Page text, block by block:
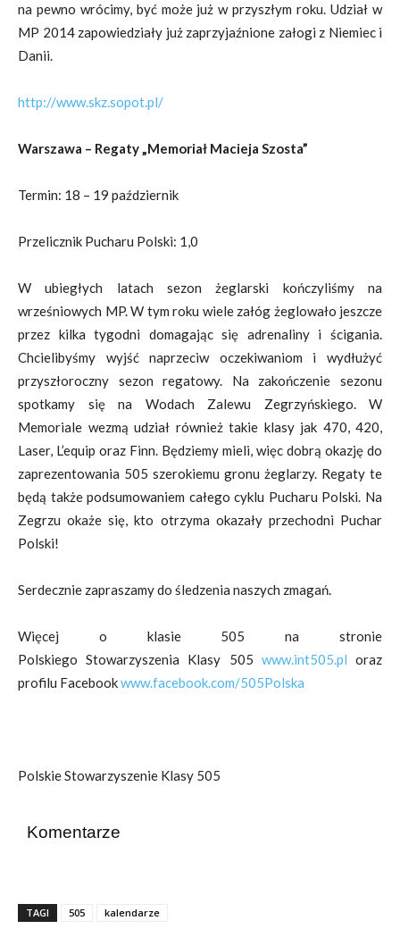
na pewno wrócimy, być może już w przyszłym roku. Udział w
MP 2014 zapowiedziały już zaprzyjaźnione załogi z Niemiec i
Danii.
http://www.skz.sopot.pl/
Warszawa – Regaty „Memoriał Macieja Szosta”
Termin: 18 – 19 październik
Przelicznik Pucharu Polski: 1,0
W ubiegłych latach sezon żeglarski kończyliśmy na
wrześniowych MP. W tym roku wiele załóg żeglowało jeszcze
przez kilka tygodni domagając się adrenaliny i ścigania.
Chcielibyśmy wyjść naprzeciw oczekiwaniom i wydłużyć
przyszłoroczny sezon regatowy. Na zakończenie sezonu
spotkamy się na Wodach Zalewu Zegrzyńskiego. W
Memoriale wezmą udział również takie klasy jak 470, 420,
Laser, L’equip oraz Finn. Będziemy mieli, więc dobrą okazję do
zaprezentowania 505 szerokiemu gronu żeglarzy. Regaty te
będą także podsumowaniem całego cyklu Pucharu Polski. Na
Zegrzu okaże się, kto otrzyma okazały przechodni Puchar
Polski!
Serdecznie zapraszamy do śledzenia naszych zmagań.
Więcej o klasie 505 na stronie
Polskiego Stowarzyszenia Klasy 505 www.int505.pl oraz
profilu Facebookwww.facebook.com/505Polska
Polskie Stowarzyszenie Klasy 505
Komentarze
TAGI 505 kalendarze